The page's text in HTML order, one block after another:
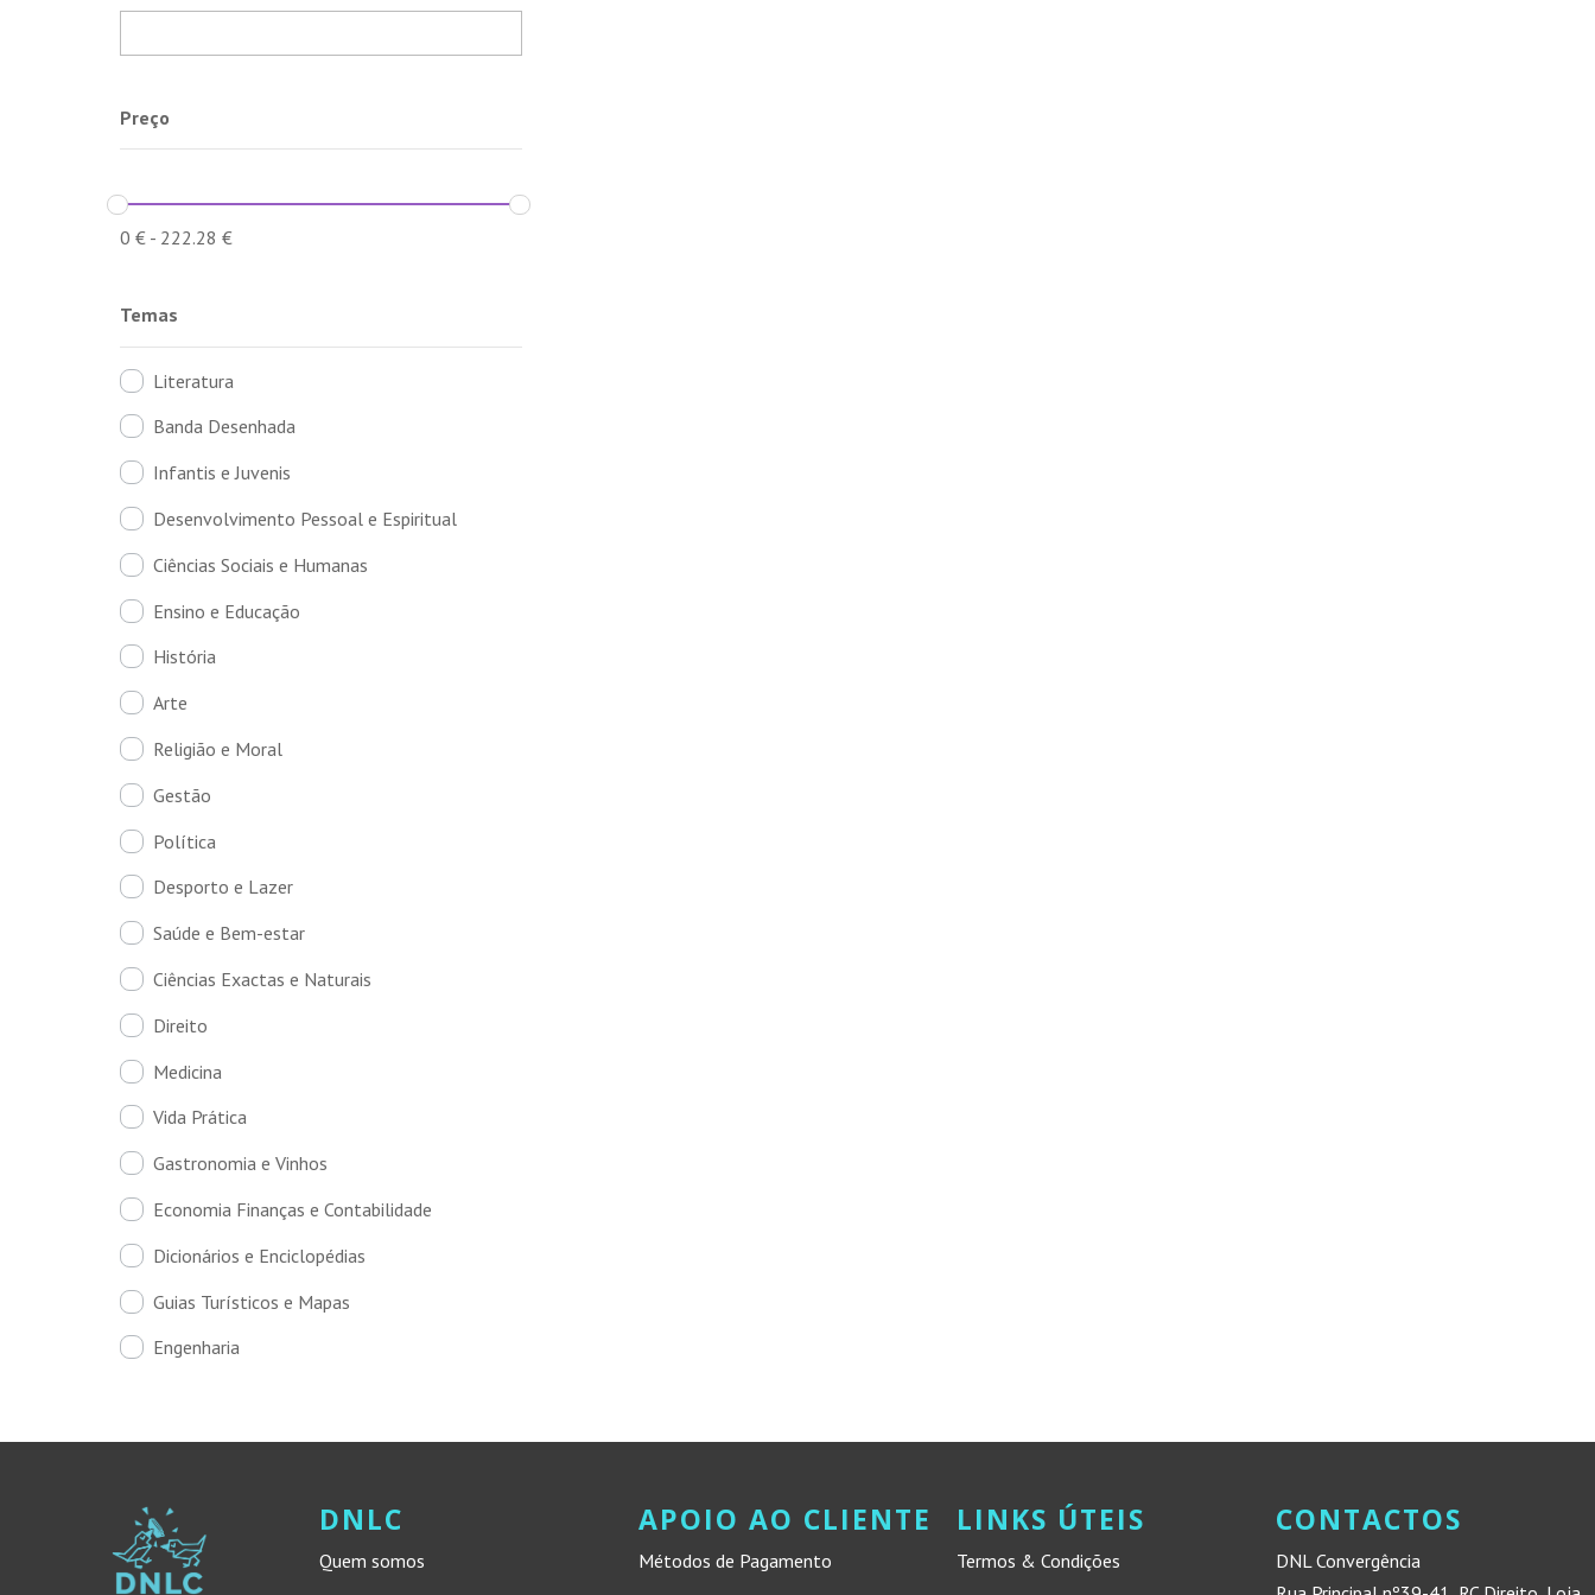
Preço
0 €- 222.28 €
Temas
Literatura
Banda Desenhada
Infantis e Juvenis
Desenvolvimento Pessoal e Espiritual
Ciências Sociais e Humanas
Ensino e Educação
História
Arte
Religião e Moral
Gestão
Política
Desporto e Lazer
Saúde e Bem-estar
Ciências Exactas e Naturais
Direito
Medicina
Vida Prática
Gastronomia e Vinhos
Economia Finanças e Contabilidade
Dicionários e Enciclopédias
Guias Turísticos e Mapas
Engenharia
DNLC
Quem somos
APOIO AO CLIENTE
Métodos de Pagamento
LINKS ÚTEIS
Termos & Condições
CONTACTOS
DNL Convergência